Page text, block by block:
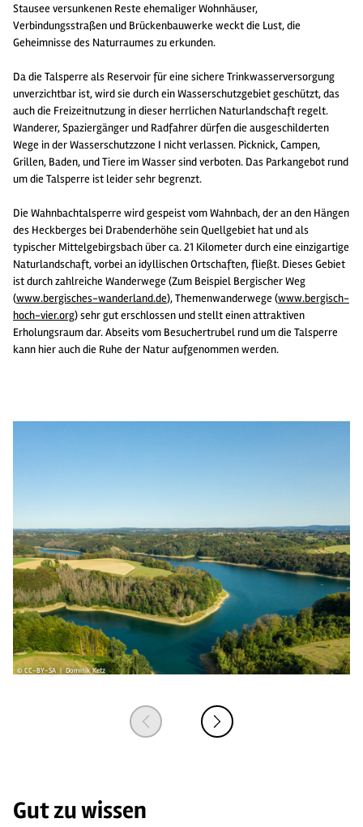
Stausee versunkenen Reste ehemaliger Wohnhäuser,
Verbindungsstraßen und Brückenbauwerke weckt die Lust, die
Geheimnisse des Naturraumes zu erkunden.
Da die Talsperre als Reservoir für eine sichere Trinkwasserversorgung
unverzichtbar ist, wird sie durch ein Wasserschutzgebiet geschützt, das
auch die Freizeitnutzung in dieser herrlichen Naturlandschaft regelt.
Wanderer, Spaziergänger und Radfahrer dürfen die ausgeschilderten
Wege in der Wasserschutzzone I nicht verlassen. Picknick, Campen,
Grillen, Baden, und Tiere im Wasser sind verboten. Das Parkangebot rund
um die Talsperre ist leider sehr begrenzt.
Die Wahnbachtalsperre wird gespeist vom Wahnbach, der an den Hängen
des Heckberges bei Drabenderhöhe sein Quellgebiet hat und als
typischer Mittelgebirgsbach über ca. 21 Kilometer durch eine einzigartige
Naturlandschaft, vorbei an idyllischen Ortschaften, fließt. Dieses Gebiet
ist durch zahlreiche Wanderwege (Zum Beispiel Bergischer Weg
(www.bergisches-wanderland.de), Themenwanderwege (www.bergisch-
hoch-vier.org) sehr gut erschlossen und stellt einen attraktiven
Erholungsraum dar. Abseits vom Besuchertrubel rund um die Talsperre
kann hier auch die Ruhe der Natur aufgenommen werden.
© CC-BY-SA | Dominik Ketz
Gut zu wissen